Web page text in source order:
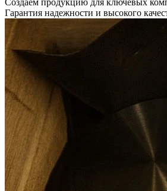
Создаем продукцию для ключевых
Гарантия надежности и высокого